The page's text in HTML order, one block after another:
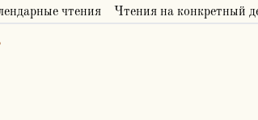
чтения Чтения на конкретный